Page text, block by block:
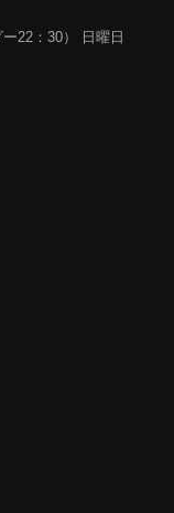
22：30） 日曜日